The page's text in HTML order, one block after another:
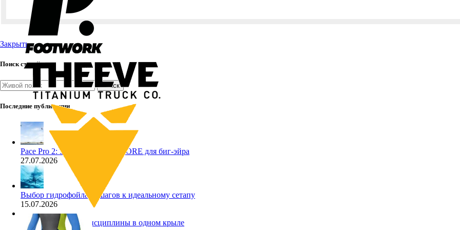
Закрыть
Поиск статей
Поиск
Последние публикации
Pace Pro 2: 5 фактов о кайте CORE для биг-эйра
27.07.2026
Выбор гидрофойла: 5 шагов к идеальному сетапу
15.07.2026
Кайт Core NXS: 3 дисциплины в одном крыле